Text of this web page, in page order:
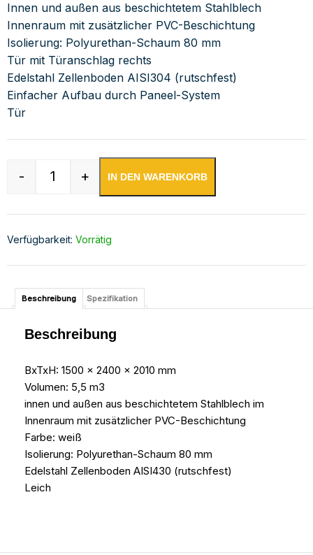
Innen und außen aus beschichtetem Stahlblech
Innenraum mit zusätzlicher PVC-Beschichtung
Isolierung: Polyurethan-Schaum 80 mm
Tür mit Türanschlag rechts
Edelstahl Zellenboden AISI304 (rutschfest)
Einfacher Aufbau durch Paneel-System
Tür
Kühlzelle 1500x2400x2010 mm inkl.
- + IN DEN WARENKORB
Verfügbarkeit: Vorrätig
Beschreibung Spezifikation
Beschreibung
BxTxH: 1500 x 2400 x 2010 mm
Volumen: 5,5 m3
innen und außen aus beschichtetem Stahlblech im
Innenraum mit zusätzlicher PVC-Beschichtung
Farbe: weiß
Isolierung: Polyurethan-Schaum 80 mm
Edelstahl Zellenboden AISI430 (rutschfest)
Leich